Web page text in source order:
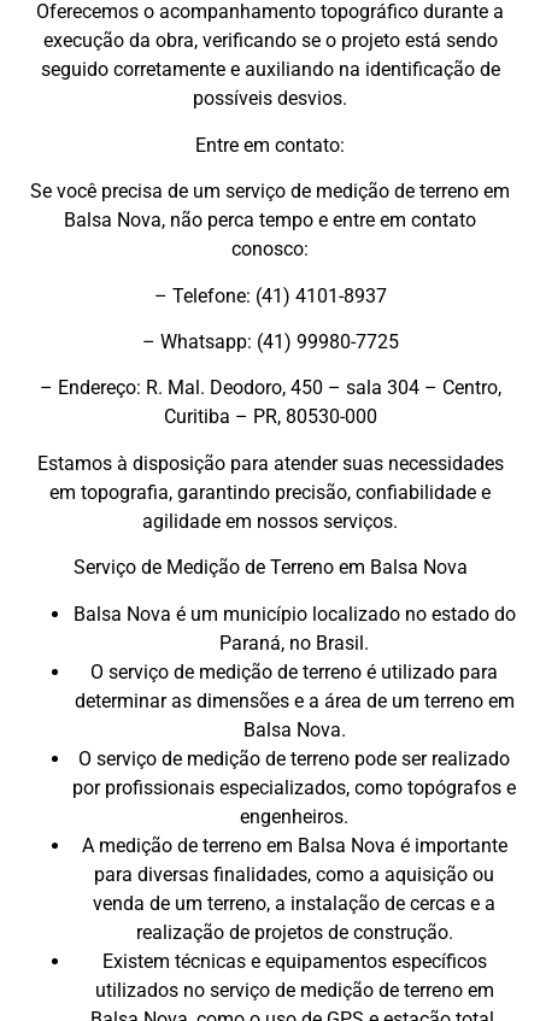
Oferecemos o acompanhamento topográfico durante a
execução da obra, verificando se o projeto está sendo
seguido corretamente e auxiliando na identificação de
possíveis desvios.
Entre em contato:
Se você precisa de um serviço de medição de terreno em
Balsa Nova, não perca tempo e entre em contato
conosco:
– Telefone: (41) 4101-8937
– Whatsapp: (41) 99980-7725
– Endereço: R. Mal. Deodoro, 450 – sala 304 – Centro,
Curitiba – PR, 80530-000
Estamos à disposição para atender suas necessidades
em topografia, garantindo precisão, confiabilidade e
agilidade em nossos serviços.
Serviço de Medição de Terreno em Balsa Nova
Balsa Nova é um município localizado no estado do
Paraná, no Brasil.
O serviço de medição de terreno é utilizado para
determinar as dimensões e a área de um terreno em
Balsa Nova.
O serviço de medição de terreno pode ser realizado
por profissionais especializados, como topógrafos e
engenheiros.
A medição de terreno em Balsa Nova é importante
para diversas finalidades, como a aquisição ou
venda de um terreno, a instalação de cercas e a
realização de projetos de construção.
Existem técnicas e equipamentos específicos
utilizados no serviço de medição de terreno em